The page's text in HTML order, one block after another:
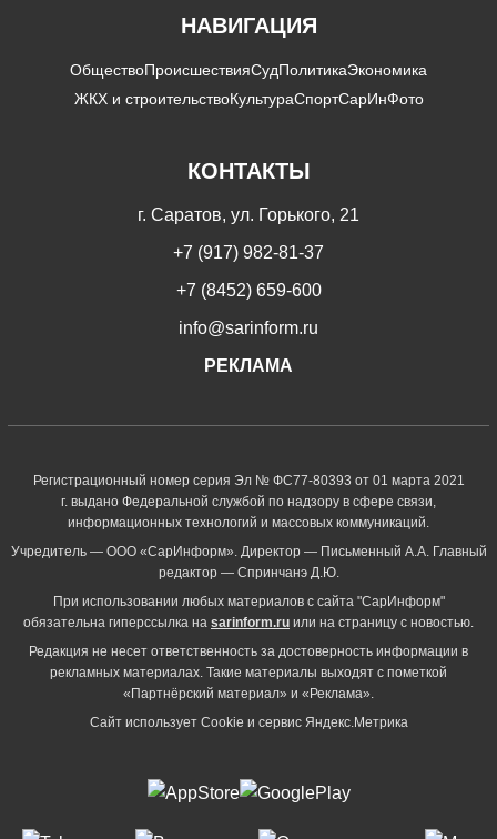
НАВИГАЦИЯ
ОбществоПроисшествияСудПолитикаЭкономика
ЖКХ и строительствоКультураСпортСарИнФото
КОНТАКТЫ
г. Саратов, ул. Горького, 21
+7 (917) 982-81-37
+7 (8452) 659-600
info@sarinform.ru
РЕКЛАМА
Регистрационный номер серия Эл № ФС77-80393 от 01 марта 2021
г. выдано Федеральной службой по надзору в сфере связи,
информационных технологий и массовых коммуникаций.
Учредитель — ООО «СарИнформ». Директор — Письменный А.А. Главный
редактор — Спринчанэ Д.Ю.
При использовании любых материалов с сайта "СарИнформ"
обязательна гиперссылка на sarinform.ru или на страницу с новостью.
Редакция не несет ответственность за достоверность информации в
рекламных материалах. Такие материалы выходят с пометкой
«Партнёрский материал» и «Реклама».
Сайт использует Cookie и сервиc Яндекс.Метрика